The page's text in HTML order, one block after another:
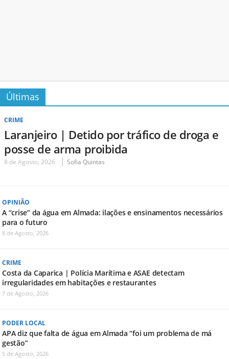
Últimas
CRIME
Laranjeiro | Detido por tráfico de droga e
posse de arma proibida
8 de Agosto, 2026 Sofia Quintas
OPINIÃO
A “crise” da água em Almada: ilações e ensinamentos necessários
para o futuro
8 de Agosto, 2026
CRIME
Costa da Caparica | Polícia Marítima e ASAE detectam
irregularidades em habitações e restaurantes
7 de Agosto, 2026
PODER LOCAL
APA diz que falta de água em Almada “foi um problema de má
gestão”
5 de Agosto, 2026